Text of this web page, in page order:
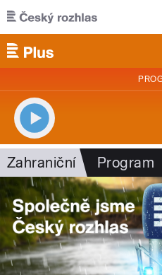
Přejít k hlavnímu obsahu
Zahraniční Program